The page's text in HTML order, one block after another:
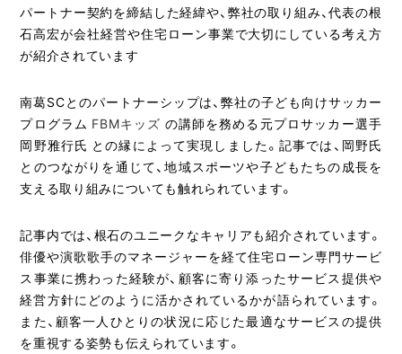
パートナー契約を締結した経緯や、弊社の取り組み、代表の根
石高宏が会社経営や住宅ローン事業で大切にしている考え方
が紹介されています
南葛SCとのパートナーシップは、弊社の子ども向けサッカー
プログラム FBMキッズ の講師を務める元プロサッカー選手
岡野雅行氏 との縁によって実現しました。記事では、岡野氏
とのつながりを通じて、地域スポーツや子どもたちの成長を
支える取り組みについても触れられています。
記事内では、根石のユニークなキャリアも紹介されています。
俳優や演歌歌手のマネージャーを経て住宅ローン専門サービ
ス事業に携わった経験が、顧客に寄り添ったサービス提供や
経営方針にどのように活かされているかが語られています。
また、顧客一人ひとりの状況に応じた最適なサービスの提供
を重視する姿勢も伝えられています。